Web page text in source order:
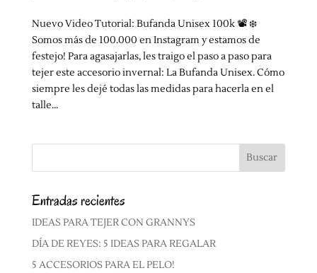
Nuevo Video Tutorial: Bufanda Unisex 100k 📽️ ❄️
Somos más de 100.000 en Instagram y estamos de
festejo! Para agasajarlas, les traigo el paso a paso para
tejer este accesorio invernal: La Bufanda Unisex. Cómo
siempre les dejé todas las medidas para hacerla en el
talle...
Entradas recientes
IDEAS PARA TEJER CON GRANNYS
DÍA DE REYES: 5 IDEAS PARA REGALAR
5 ACCESORIOS PARA EL PELO!